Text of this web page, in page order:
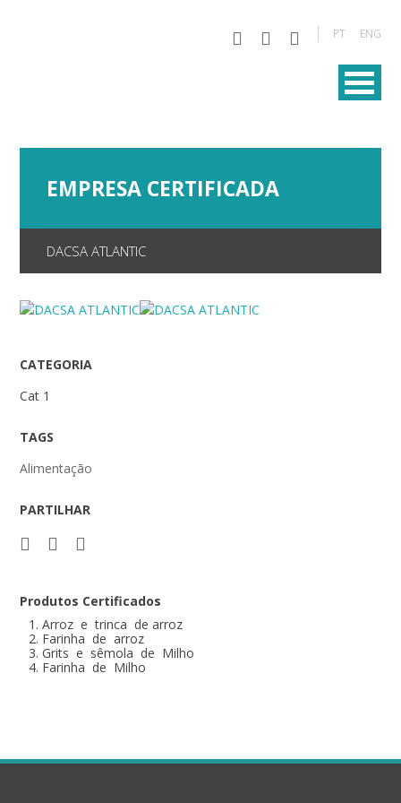
PT ENG
EMPRESA CERTIFICADA
DACSA ATLANTIC
CATEGORIA
Cat 1
TAGS
Alimentação
PARTILHAR
Produtos Certificados
Arroz e trinca de arroz
Farinha de arroz
Grits e sêmola de Milho
Farinha de Milho